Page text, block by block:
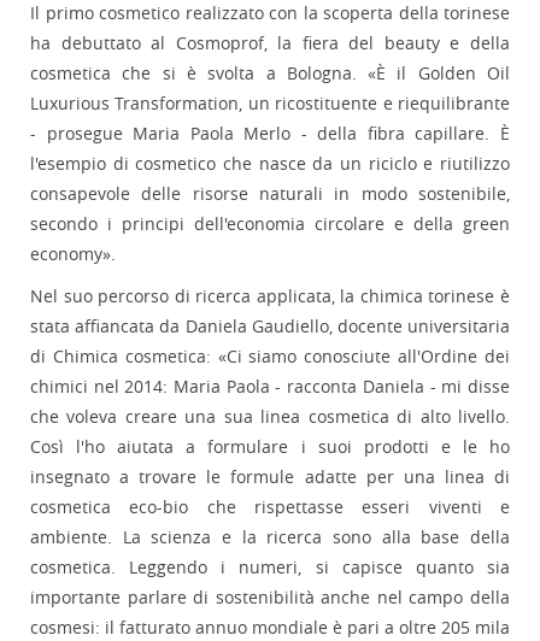
Il primo cosmetico realizzato con la scoperta della torinese
ha debuttato al Cosmoprof, la fiera del beauty e della
cosmetica che si è svolta a Bologna. «È il Golden Oil
Luxurious Transformation, un ricostituente e riequilibrante
- prosegue Maria Paola Merlo - della fibra capillare. È
l'esempio di cosmetico che nasce da un riciclo e riutilizzo
consapevole delle risorse naturali in modo sostenibile,
secondo i principi dell'economia circolare e della green
economy».
Nel suo percorso di ricerca applicata, la chimica torinese è
stata affiancata da Daniela Gaudiello, docente universitaria
di Chimica cosmetica: «Ci siamo conosciute all'Ordine dei
chimici nel 2014: Maria Paola - racconta Daniela - mi disse
che voleva creare una sua linea cosmetica di alto livello.
Così l'ho aiutata a formulare i suoi prodotti e le ho
insegnato a trovare le formule adatte per una linea di
cosmetica eco-bio che rispettasse esseri viventi e
ambiente. La scienza e la ricerca sono alla base della
cosmetica. Leggendo i numeri, si capisce quanto sia
importante parlare di sostenibilità anche nel campo della
cosmesi: il fatturato annuo mondiale è pari a oltre 205 mila